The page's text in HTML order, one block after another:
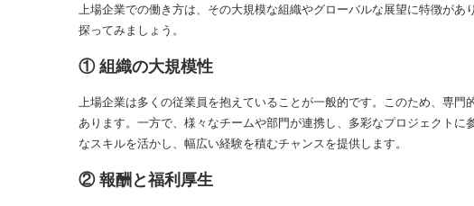
上場企業での働き方は、その大規模な組織やグローバルな展望に特徴が
探ってみましょう。
① 組織の大規模性
上場企業は多くの従業員を抱えていることが一般的です。このため、専
あります。一方で、様々なチームや部門が連携し、多彩なプロジェクト
なスキルを活かし、幅広い経験を積むチャンスを提供します。
② 報酬と福利厚生